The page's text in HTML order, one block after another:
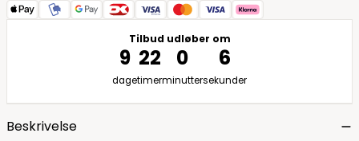
Tilbud udløber om
9
dage
22
timer
0
minutter
5
sekunder
Beskrivelse